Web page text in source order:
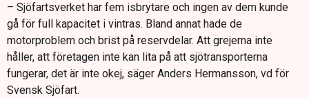
– Sjöfartsverket har fem isbrytare och ingen av dem kunde
gå för full kapacitet i vintras. Bland annat hade de
motorproblem och brist på reservdelar. Att grejerna inte
håller, att företagen inte kan lita på att sjötransporterna
fungerar, det är inte okej, säger Anders Hermansson, vd för
Svensk Sjöfart.